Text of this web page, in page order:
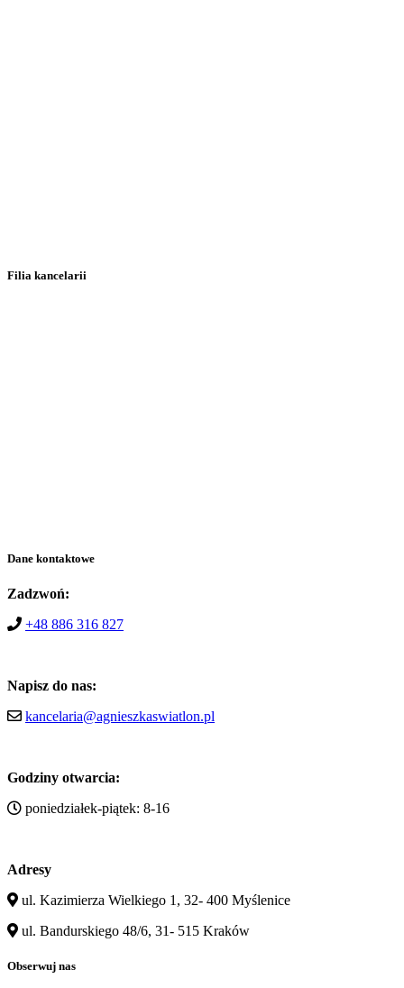
Filia kancelarii
Dane kontaktowe
Zadzwoń:
+48 886 316 827
Napisz do nas:
kancelaria@agnieszkaswiatlon.pl
Godziny otwarcia:
poniedziałek-piątek: 8-16
Adresy
ul. Kazimierza Wielkiego 1, 32- 400 Myślenice
ul. Bandurskiego 48/6, 31- 515 Kraków
Obserwuj nas